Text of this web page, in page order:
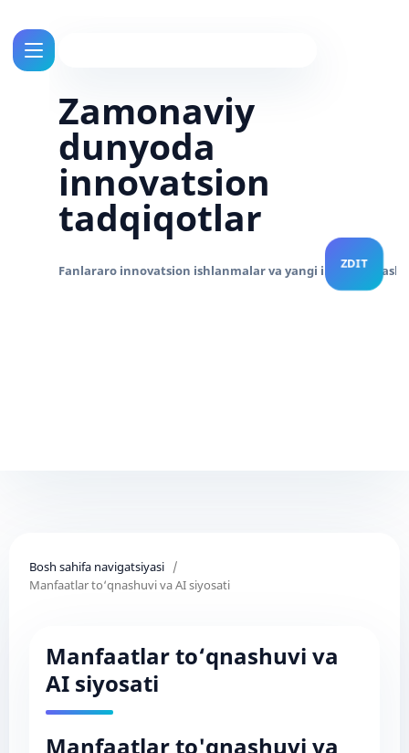
Zamonaviy
dunyoda
innovatsion
tadqiqotlar
Bosh sahifa navigatsiyasi /
Manfaatlar to‘qnashuvi va AI siyosati
Manfaatlar to‘qnashuvi va
AI siyosati
Manfaatlar to'qnashuvi va